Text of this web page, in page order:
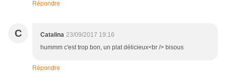
Répondre
C Catalina 23/09/2017 19:16
hummm c'est trop bon, un plat délicieux<br /> bisous
Répondre